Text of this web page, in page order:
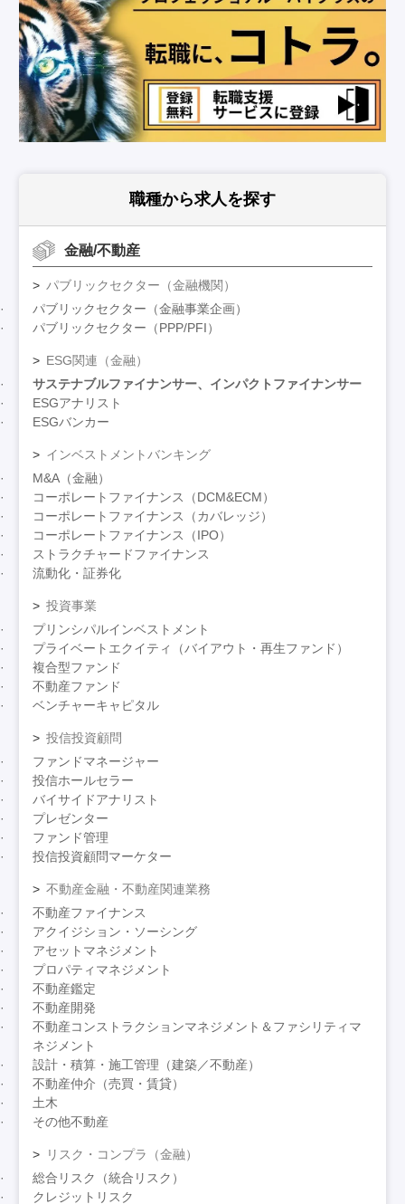
職種から求人を探す
金融/不動産
パブリックセクター（金融機関）
パブリックセクター（金融事業企画）
パブリックセクター（PPP/PFI）
ESG関連（金融）
サステナブルファイナンサー、インパクトファイナンサー
ESGアナリスト
ESGバンカー
インベストメントバンキング
M&A（金融）
コーポレートファイナンス（DCM&ECM）
コーポレートファイナンス（カバレッジ）
コーポレートファイナンス（IPO）
ストラクチャードファイナンス
流動化・証券化
投資事業
プリンシパルインベストメント
プライベートエクイティ（バイアウト・再生ファンド）
複合型ファンド
不動産ファンド
ベンチャーキャピタル
投信投資顧問
ファンドマネージャー
投信ホールセラー
バイサイドアナリスト
プレゼンター
ファンド管理
投信投資顧問マーケター
不動産金融・不動産関連業務
不動産ファイナンス
アクイジション・ソーシング
アセットマネジメント
プロパティマネジメント
不動産鑑定
不動産開発
不動産コンストラクションマネジメント＆ファシリティマ
ネジメント
設計・積算・施工管理（建築／不動産）
不動産仲介（売買・賃貸）
土木
その他不動産
リスク・コンプラ（金融）
総合リスク（統合リスク）
クレジットリスク